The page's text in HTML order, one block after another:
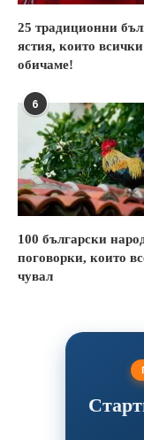
25 традиционни
ястия, които всички
обичаме!
6
100 български
поговорки, които
чувал